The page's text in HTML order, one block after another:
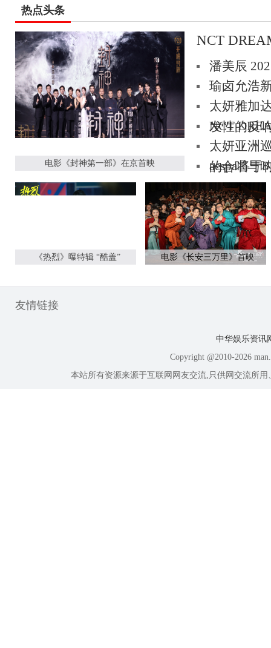
热点头条
电影《封神第一部》在京首映
NCT
潘美辰
瑜卤允浩
太妍雅加
发性的反
NCT
太妍亚洲
的合唱与
aespa将
《热烈》曝特辑 “酷盖” 电影《长安三万里》首映
友情链接
中华娱乐资讯
Copyright @2010-2026
本站所有资源来源于互联网网友交流,只供网交流所